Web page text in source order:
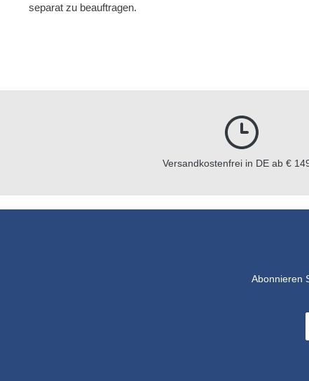
separat zu beauftragen.
Versandkostenfrei in DE ab €
Abonnieren